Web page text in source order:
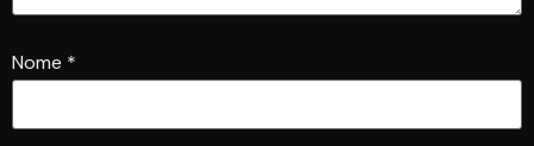
Nome *